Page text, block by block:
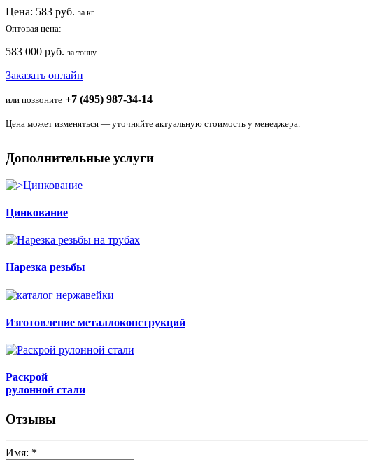
Цена: 583 руб. за кг.
Оптовая цена:
583 000 руб. за тонну
Заказать онлайн
или позвоните +7 (495) 987-34-14
Цена может изменяться — уточняйте актуальную стоимость у менеджера.
Дополнительные услуги
Цинкование
Нарезка резьбы
Изготовление металлоконструкций
Раскрой
рулонной стали
Отзывы
Имя: *